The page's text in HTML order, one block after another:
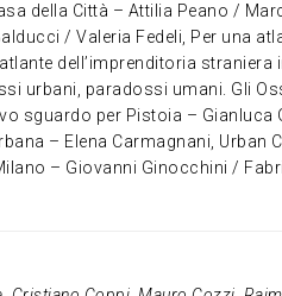
della Città – Attilia Peano /
/ Valeria Fedeli, Per una
dell’imprenditoria
urbani, paradossi umani. Gli
sguardo per Pistoia – Gianluca
– Elena Carmagnani, Urban
– Giovanni Ginocchini /